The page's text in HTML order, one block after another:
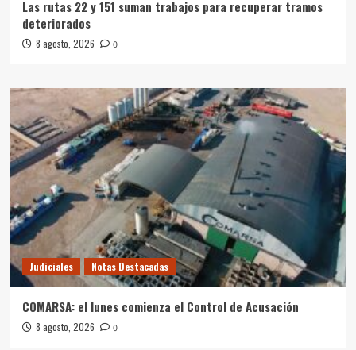
Las rutas 22 y 151 suman trabajos para recuperar tramos
deteriorados
8 agosto, 2026 0
Judiciales Notas Destacadas
COMARSA: el lunes comienza el Control de Acusación
8 agosto, 2026 0